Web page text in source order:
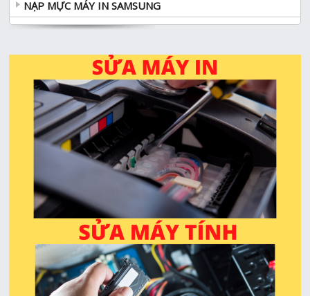
NẠP MỰC MÁY IN SAMSUNG